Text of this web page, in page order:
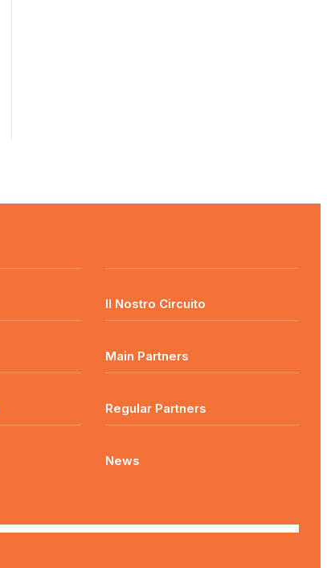
Il Nostro Circuito
Main Partners
Regular Partners
News